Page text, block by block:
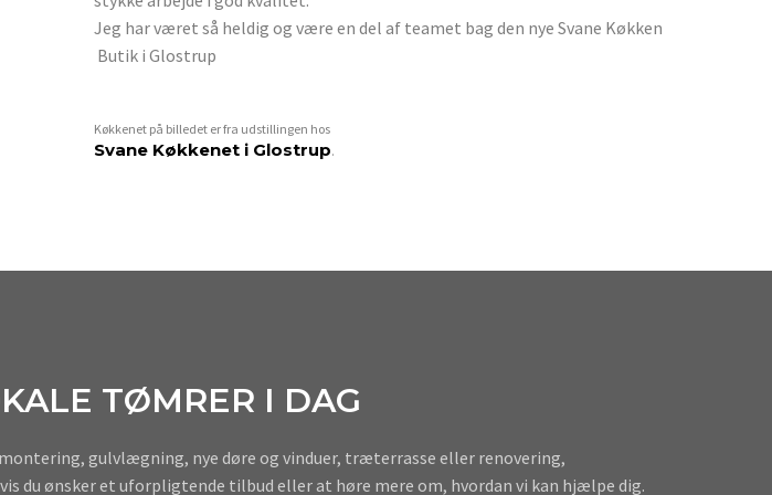
Jeg har været så heldig og være en del af teamet bag den nye Svane Køkken
Butik i Glostrup
Køkkenet på billedet er fra udstillingen hos
Svane Køkkenet i Glostrup.
TØMRER I DAG
gulvlægning, nye døre og vinduer, træterrasse eller renovering,
du ønsker et uforpligtende tilbud eller at høre mere om, hvordan vi kan hjælpe dig.